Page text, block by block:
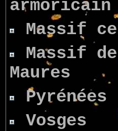
armoricain
Massif
Massif
Maures
Pyrénées
Vosges